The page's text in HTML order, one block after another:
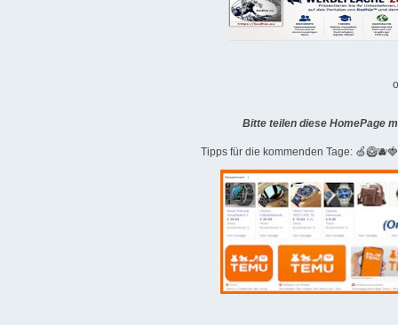
Bitte teilen diese HomePage
Tipps für die kommenden Tage: